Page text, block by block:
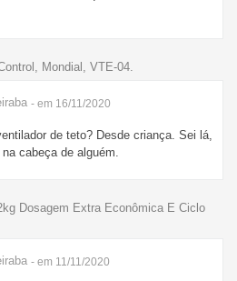
Mondial, VTE-04.
- em 16/11/2020
de teto? Desde criança. Sei lá,
cabeça de alguém.
Dosagem Extra Econômica E Ciclo
- em 11/11/2020